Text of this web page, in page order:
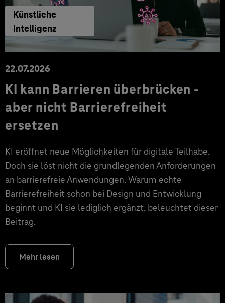
Künstliche
Intelligenz
22.07.2026
KI kann Barrieren überbrücken -
aber nicht Barrierefreiheit
ersetzen
KI eröffnet neue Möglichkeiten für digitale Teilhabe.
Doch sie löst nicht die grundlegenden Anforderungen
an barrierefreie Anwendungen. Warum echte
Barrierefreiheit schon bei Design und Entwicklung
beginnt und KI sie lediglich ergänzt, beleuchtet dieser
Beitrag.
Mehr lesen